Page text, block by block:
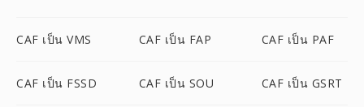
CAF เป็น VMS CAF เป็น FAP CAF เป็น PAF
CAF เป็น FSSD CAF เป็น SOU CAF เป็น GSRT